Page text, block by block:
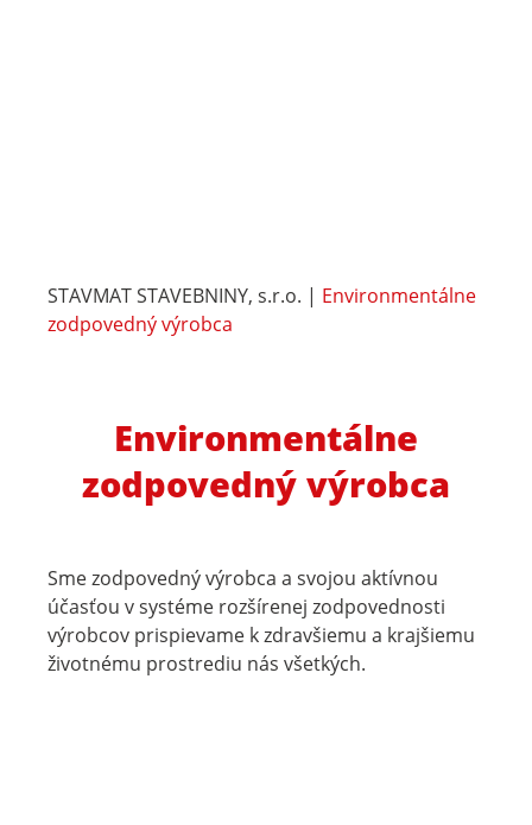
STAVMAT STAVEBNINY, s.r.o. | Environmentálne
zodpovedný výrobca
Environmentálne
zodpovedný výrobca
Sme zodpovedný výrobca a svojou aktívnou
účasťou v systéme rozšírenej zodpovednosti
výrobcov prispievame k zdravšiemu a krajšiemu
životnému prostrediu nás všetkých.